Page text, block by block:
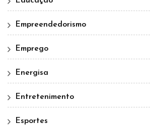
Empreendedorismo
Emprego
Energisa
Entretenimento
Esportes